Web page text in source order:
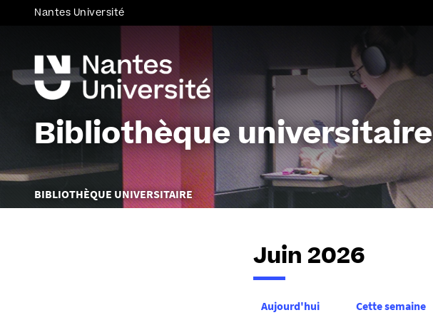
Nantes Université
Bibliothèque universitaire
Vous
êtes
BIBLIOTHÈQUE UNIVERSITAIRE
Juin 2026
Aujourd'hui Cette semaine